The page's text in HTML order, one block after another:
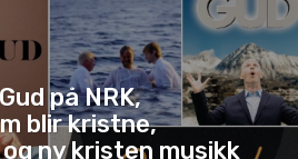
på NRK,
blir kristne,
ny kristen musikk